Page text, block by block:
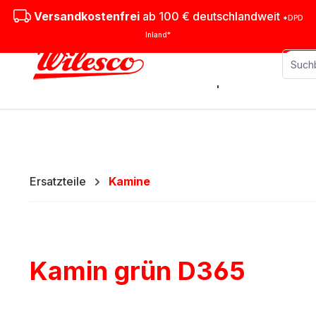
Hauptinhalt springen
Zur Suche springen
Zur Hauptnavigation springen
Versandkostenfreiab 100 € deutschlandweit *DPD
Inland*
Stationäre Dampfmaschinen
Ersatzteile Kamine
Kamin grün D365